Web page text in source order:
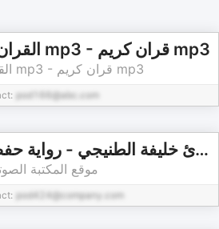
القران الكريم كاملا mp3 - قران كريم mp3
القران الكريم كاملا mp3 - قران كريم mp3
pod166@abc.com
القارئ خليفة الطنيجي - رواية حفص عن عاصم - Khalifa Altunaiji - Rewayat Hafs A'n Assem |
موقع المكتبة
pod424@company.com